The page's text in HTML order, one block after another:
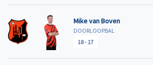
Mike van Boven
DOORLOOPBAL
18- 17